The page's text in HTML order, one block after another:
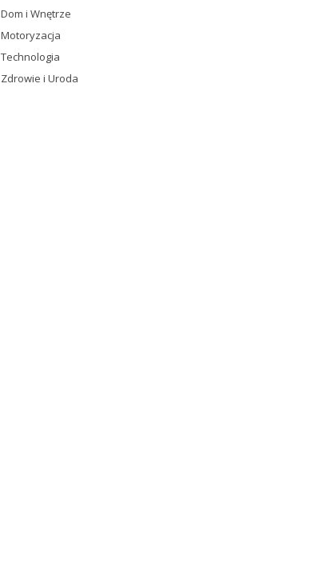
Dom i Wnętrze
Motoryzacja
Technologia
Zdrowie i Uroda